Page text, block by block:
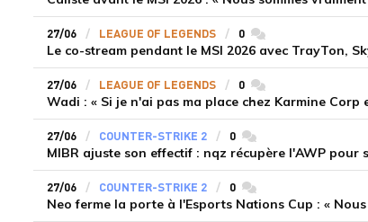
27/06 LEAGUE OF LEGENDS 0 commentaires
Le co-stream pendant le MSI 2026 avec TrayTon,
27/06 LEAGUE OF LEGENDS 0 commentaires
27/06 COUNTER-STRIKE 2 0 commentaires
MIBR ajuste son effectif : nqz récupère l'AWP pour
27/06 COUNTER-STRIKE 2 0 commentaires
Neo ferme la porte à l'Esports Nations Cup : «